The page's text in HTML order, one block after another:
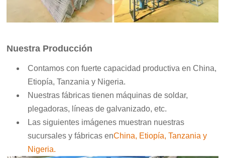
Nuestra Producción
Contamos con fuerte capacidad productiva en China,
Etiopía, Tanzania y Nigeria.
Nuestras fábricas tienen máquinas de soldar,
plegadoras, líneas de galvanizado, etc.
Las siguientes imágenes muestran nuestras
sucursales y fábricas enChina, Etiopía, Tanzania y
Nigeria.